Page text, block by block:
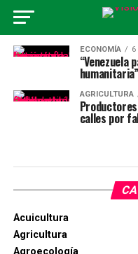
ECONOMÍA
“Venezuela
humanitaria”
AGRICULTURA
calles por
Acuicultura
Agricultura
Agroecología